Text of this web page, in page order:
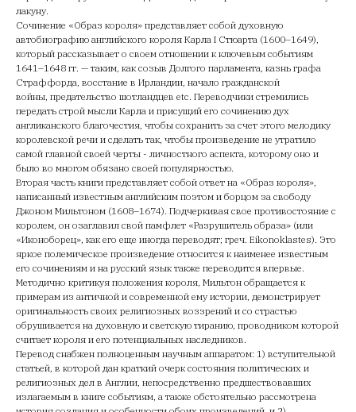
лакуну.
Сочинение «Образ короля» представляет собой духовную
автобиографию английского короля Карла I Стюарта (1600–1649),
который рассказывает о своем отношении к ключевым событиям
1641–1648 гг. — таким, как созыв Долгого парламента, казнь графа
Страффорда, восстание в Ирландии, начало гражданской
войны, предательство шотландцев etc. Переводчики стремились
передать строй мысли Карла и присущий его сочинению дух
англиканского благочестия, чтобы сохранить за счет этого мелодику
королевской речи и сделать так, чтобы произведение не утратило
самой главной своей черты - личностного аспекта, которому оно и
было во многом обязано своей популярностью.
Вторая часть книги представляет собой ответ на «Образ короля»,
написанный известным английским поэтом и борцом за свободу
Джоном Мильтоном (1608–1674). Подчеркивая свое противостояние с
королем, он озаглавил свой памфлет «Разрушитель образа» (или
«Иконоборец», как его еще иногда переводят; греч. Eikonoklastes). Это
яркое полемическое произведение относится к наименее известным
его сочинениям и на русский язык также переводится впервые.
Методично критикуя положения короля, Мильтон обращается к
примерам из античной и современной ему истории, демонстрирует
оригинальность своих религиозных воззрений и со страстью
обрушивается на духовную и светскую тиранию, проводником которой
считает короля и его потенциальных наследников.
Перевод снабжен полноценным научным аппаратом: 1) вступительной
статьей, в которой дан краткий очерк состояния политических и
религиозных дел в Англии, непосредственно предшествовавших
излагаемым в книге событиям, а также обстоятельно рассмотрена